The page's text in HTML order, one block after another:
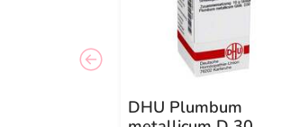
DHU Plumbum